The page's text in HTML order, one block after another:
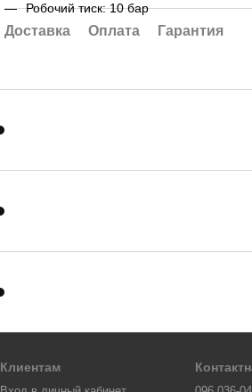
Робочий тиск: 10 бар
Доставка Оплата Гарантия
Клиентам